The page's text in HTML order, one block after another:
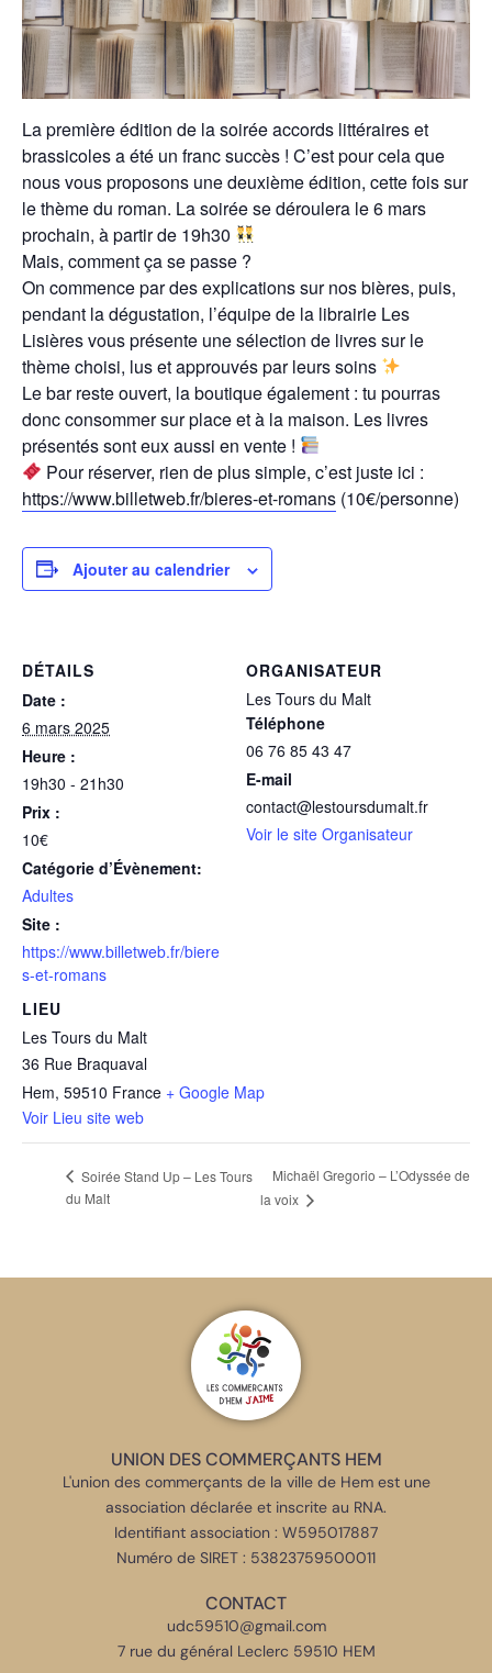
La première édition de la soirée accords littéraires et
brassicoles a été un franc succès ! C’est pour cela que
nous vous proposons une deuxième édition, cette fois sur
le thème du roman. La soirée se déroulera le 6 mars
prochain, à partir de 19h30
Mais, comment ça se passe ?
On commence par des explications sur nos bières, puis,
pendant la dégustation, l’équipe de la librairie Les
Lisières vous présente une sélection de livres sur le
thème choisi, lus et approuvés par leurs soins
Le bar reste ouvert, la boutique également : tu pourras
donc consommer sur place et à la maison. Les livres
présentés sont eux aussi en vente !
Pour réserver, rien de plus simple, c’est juste ici :
https://www.billetweb.fr/bieres-et-romans (10€/personne)
Ajouter au calendrier
DÉTAILS
Date :
6 mars 2025
Heure :
19h30 - 21h30
Prix :
10€
Catégorie d’Évènement:
Adultes
Site :
https://www.billetweb.fr/biere
s-et-romans
LIEU
Les Tours du Malt
36 Rue Braquaval
Hem, 59510 France + Google Map
Voir Lieu site web
ORGANISATEUR
Les Tours du Malt
Téléphone
06 76 85 43 47
E-mail
contact@lestoursdumalt.fr
Voir le site Organisateur
Soirée Stand Up – Les Tours
du Malt
Michaël Gregorio – L’Odyssée de
la voix
UNION DES COMMERÇANTS HEM
L'union des commerçants de la ville de Hem est une
association déclarée et inscrite au RNA.
Identifiant association : W595017887
Numéro de SIRET : 53823759500011
CONTACT
udc59510@gmail.com
7 rue du général Leclerc 59510 HEM